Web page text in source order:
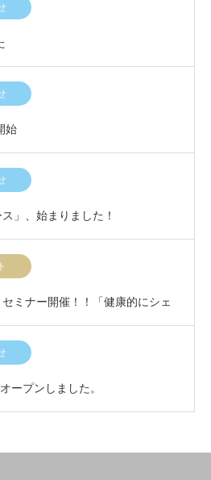
始
」、始まりました！
ミナー開催！！「健康的にシェ
は」
ープンしました。